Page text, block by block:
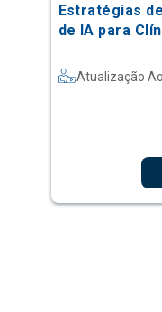
Estratégias
de IA para
Atualização